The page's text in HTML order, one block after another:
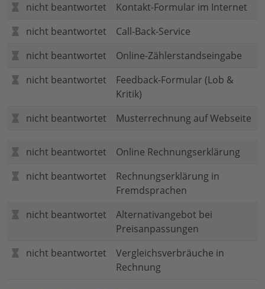
nicht beantwortet
Kontakt-Formular im Internet
nicht beantwortet
Call-Back-Service
nicht beantwortet
Online-Zählerstandseingabe
nicht beantwortet
Feedback-Formular (Lob &
Kritik)
nicht beantwortet
Musterrechnung auf Webseite
nicht beantwortet
Online Rechnungserklärung
nicht beantwortet
Rechnungserklärung in
Fremdsprachen
nicht beantwortet
Alternativangebot bei
Preisanpassungen
nicht beantwortet
Vergleichsverbräuche in
Rechnung